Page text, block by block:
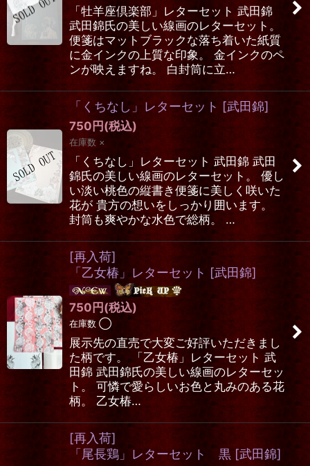
「牡羊座倶楽部」レターセット 武田錦
武田錦氏の美しい線画のレターセット。
便箋はマットブラックな落ち着いた紙質
に金インクの上質な印象。 金インクのペ
ンが映えますね。 白封筒に立…
「くちなし」レターセット [武田錦]
750 円 (税込)
在庫数 ×
「くちなし」レターセット 武田錦 武田
錦氏の美しい線画のレターセット。 優し
い淡い桃色の縦書き便箋に美しく咲いた
花が 貴方の想いをしっかり囲います。
封筒も爽やかな水色で総柄。 …
[再入荷]
「乙女椿」レターセット [武田錦]
750 円 (税込)
在庫数 ◯
展示先の直売で大変ご好評いただきまし
た柄です。 「乙女椿」レターセット 武
田錦 武田錦氏の美しい線画のレターセッ
ト。 可憐で愛らしいお色と丸みのある花
柄。 乙女椿…
[再入荷]
「尾長鶏」レターセット 黒 [武田錦]